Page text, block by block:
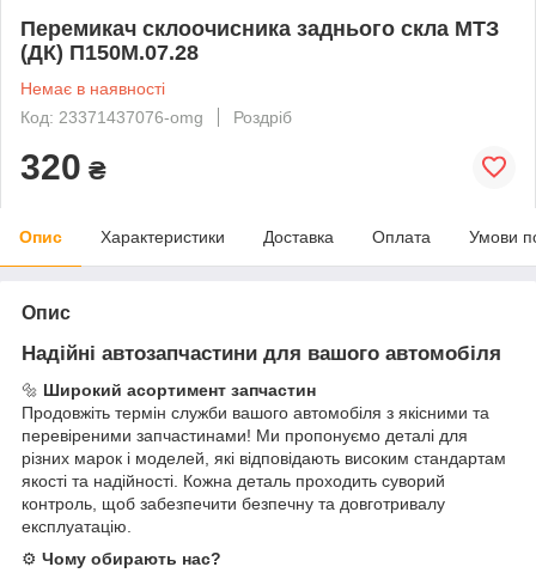
Перемикач склоочисника заднього скла МТЗ
(ДК) П150М.07.28
Немає в наявності
Код: 23371437076-omg
Роздріб
320 ₴
Опис Характеристики Доставка Оплата Умови
Опис
Надійні автозапчастини для вашого автомобіля
🔩 Широкий асортимент запчастин
Продовжіть термін служби вашого автомобіля з якісними та
перевіреними запчастинами! Ми пропонуємо деталі для
різних марок і моделей, які відповідають високим стандартам
якості та надійності. Кожна деталь проходить суворий
контроль, щоб забезпечити безпечну та довготривалу
експлуатацію.
⚙ Чому обирають нас?